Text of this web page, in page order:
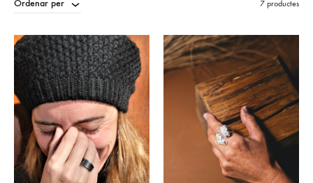
Ordenar per 7 productes